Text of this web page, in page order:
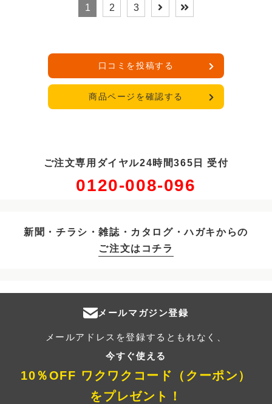
1 2 3
口コミを投稿する
商品ページを確認する
ご注文専用ダイヤル24時間365日 受付
0120-008-096
新聞・チラシ・雑誌・カタログ・ハガキからの
ご注文はコチラ
メールマガジン登録
メールアドレスを登録するともれなく、
今すぐ使える
10％OFF ワクワクコード（クーポン）
をプレゼント！